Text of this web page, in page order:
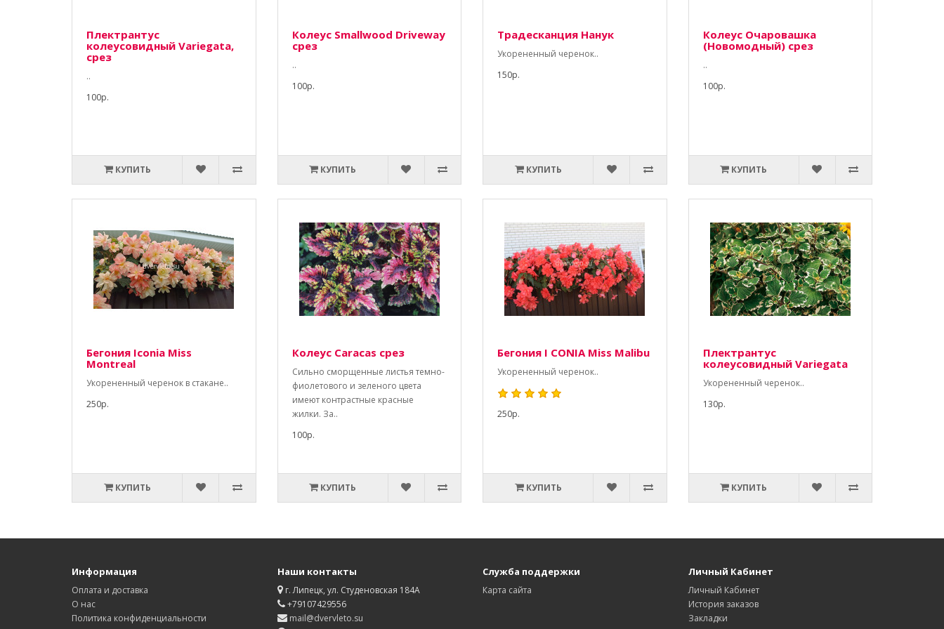
Плектрантус
колеусовидный Variegata,
срез
..
100р.
КУПИТЬ
Колеус Smallwood Driveway
срез
..
100р.
КУПИТЬ
Традесканция Нанук
Укорененный черенок..
150р.
КУПИТЬ
Колеус Очаровашка
(Новомодный) срез
..
100р.
КУПИТЬ
Бегония Iconia Miss
Montreal
Укорененный черенок в стакане..
250р.
КУПИТЬ
Колеус Caracas срез
Сильно сморщенные листья темно-
фиолетового и зеленого цвета
имеют контрастные красные
жилки. За..
100р.
КУПИТЬ
Бегония I CONIA Miss Malibu
Укорененный черенок..
250р.
КУПИТЬ
Плектрантус
колеусовидный Variegata
Укорененный черенок..
130р.
КУПИТЬ
Информация
Оплата и доставка
О нас
Политика конфиденциальности
Наши контакты
г. Липецк, ул. Студеновская 184А
+79107429556
mail@dvervleto.su
Служба поддержки
Карта сайта
Личный Кабинет
Личный Кабинет
История заказов
Закладки